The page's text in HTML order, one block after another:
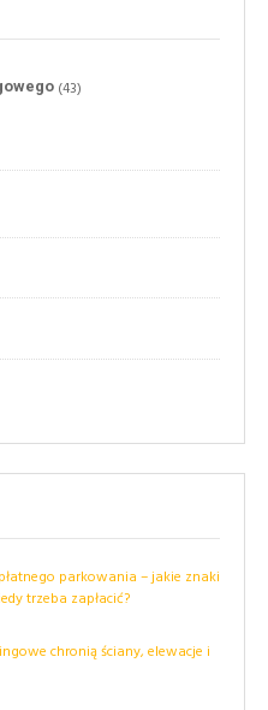
(43)
parkowania – jakie znaki
trzeba zapłacić?
chronią ściany, elewacje i